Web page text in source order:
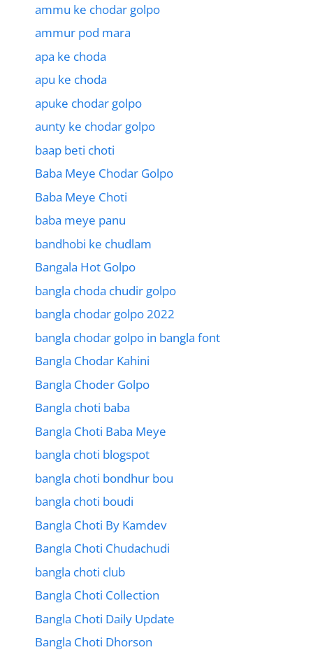
ammu ke chodar golpo
ammur pod mara
apa ke choda
apu ke choda
apuke chodar golpo
aunty ke chodar golpo
baap beti choti
Baba Meye Chodar Golpo
Baba Meye Choti
baba meye panu
bandhobi ke chudlam
Bangala Hot Golpo
bangla choda chudir golpo
bangla chodar golpo 2022
bangla chodar golpo in bangla font
Bangla Chodar Kahini
Bangla Choder Golpo
Bangla choti baba
Bangla Choti Baba Meye
bangla choti blogspot
bangla choti bondhur bou
bangla choti boudi
Bangla Choti By Kamdev
Bangla Choti Chudachudi
bangla choti club
Bangla Choti Collection
Bangla Choti Daily Update
Bangla Choti Dhorson